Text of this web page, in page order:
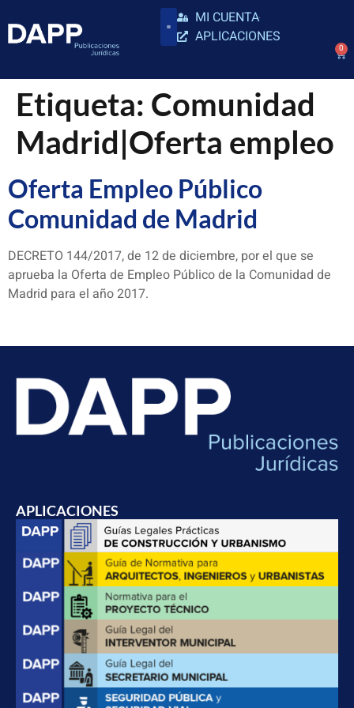
MI CUENTA
APLICACIONES
0
Etiqueta: Comunidad
Madrid|Oferta empleo
Oferta Empleo Público
Comunidad de Madrid
DECRETO 144/2017, de 12 de diciembre, por el que se
aprueba la Oferta de Empleo Público de la Comunidad de
Madrid para el año 2017.
APLICACIONES